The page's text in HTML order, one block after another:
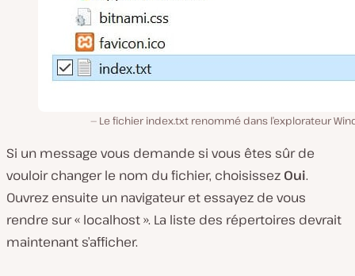
Le fichier index.txt renommé dans l’explorateur
Si un message vous demande si vous êtes sûr de
vouloir changer le nom du fichier, choisissez Oui.
Ouvrez ensuite un navigateur et essayez de vous
rendre sur « localhost ». La liste des répertoires devrait
maintenant s’afficher.